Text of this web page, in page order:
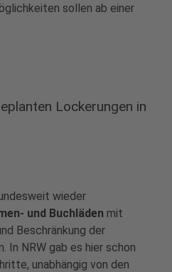
sollen ab einer
Lockerungen in
wieder
und Buchläden mit
Beschränkung der
In NRW gab es hier schon
unabhängig von den